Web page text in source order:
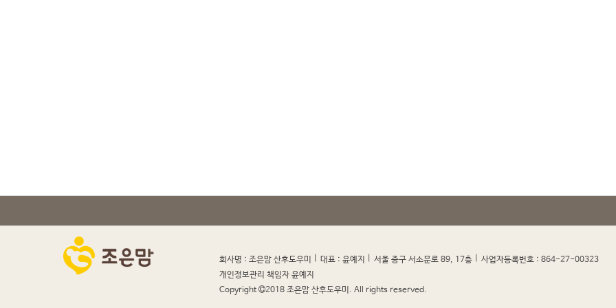
회사명 : 조은맘 산후도우미 대표 : 윤예지 서울 중구 서소문로 89, 17층 사업자등록번호 : 864-27-00323
개인정보관리 책임자 윤예지
Copyright
2018 조은맘 산후도우미. All rights reserved.